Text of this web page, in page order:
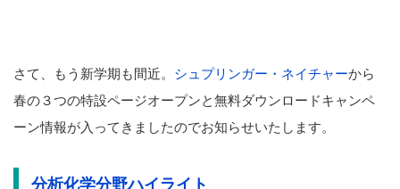
さて、もう新学期も間近。 シュプリンガー・ネイチャーから
春の３つの特設ページオープンと無料ダウンロードキャンペ
ーン情報が入ってきましたのでお知らせいたします。
分析化学分野ハイライト